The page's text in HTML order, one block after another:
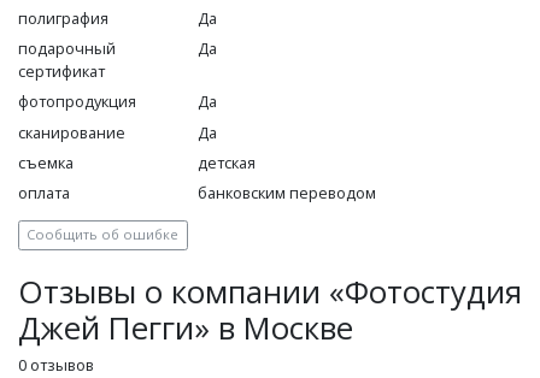
полиграфия
Да
подарочный
сертификат
Да
фотопродукция
Да
сканирование
Да
съемка
детская
оплата
банковским переводом
Сообщить об ошибке
Отзывы о компании «Фотостудия
Джей Пегги» в Москве
0 отзывов